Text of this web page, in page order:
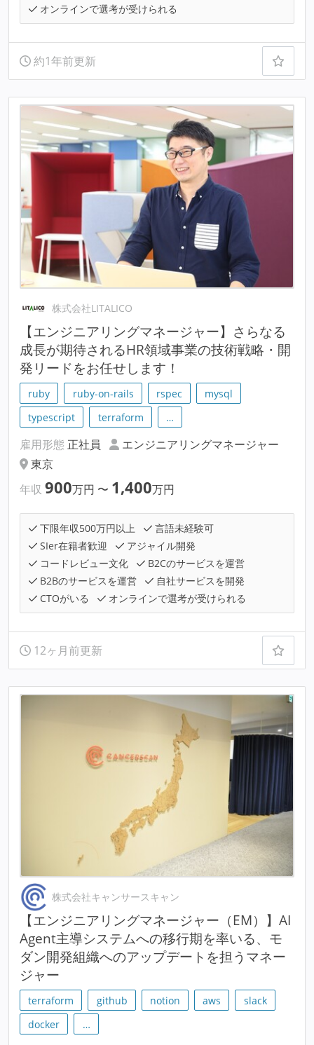
オンラインで選考が受けられる
約1年前更新
株式会社LITALICO
【エンジニアリングマネージャー】さらなる
成長が期待されるHR領域事業の技術戦略・開
発リードをお任せします！
ruby ruby-on-rails rspec
mysql
typescript
terraform …
雇用形態 正社員
エンジニアリングマネージャー
東京
年収 900万円 〜 1,400万円
下限年収500万円以上
言語未経験可
SIer在籍者歓迎
アジャイル開発
コードレビュー文化
B2Cのサービスを運営
B2Bのサービスを運営
自社サービスを開発
CTOがいる
オンラインで選考が受けられる
12ヶ月前更新
株式会社キャンサースキャン
【エンジニアリングマネージャー（EM）】AI
Agent主導システムへの移行期を率いる、モ
ダン開発組織へのアップデートを担うマネー
ジャー
terraform github notion aws
slack
docker
…